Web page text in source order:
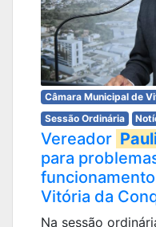
Câmara Municipal de
Sessão Ordinária
Vereador
para
Vitória da
Na sessão